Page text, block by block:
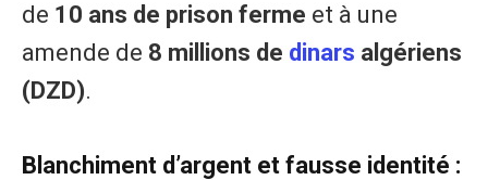
de 10 ans de prison ferme et à une
amende de 8 millions de dinars algériens
(DZD).
Blanchiment d’argent et fausse identité :